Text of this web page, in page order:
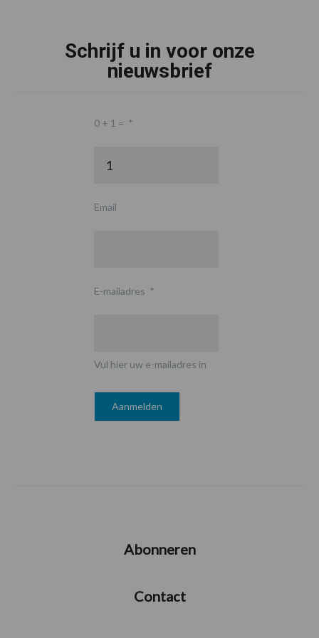
Schrijf u in voor onze
nieuwsbrief
0 + 1 = *
Email
E-mailadres *
Vul hier uw e-mailadres in
Abonneren
Contact